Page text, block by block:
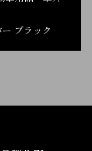
ブラック